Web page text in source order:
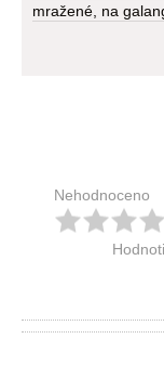
mražené, na
Nehodnoceno